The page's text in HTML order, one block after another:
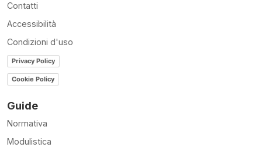
Contatti
Accessibilità
Condizioni d'uso
Privacy Policy
Cookie Policy
Guide
Normativa
Modulistica